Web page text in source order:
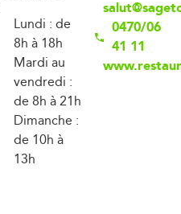
Lundi : de
8h à 18h
Mardi au
vendredi :
de 8h à 21h
Dimanche :
de 10h à
13h
0470/06
41 11